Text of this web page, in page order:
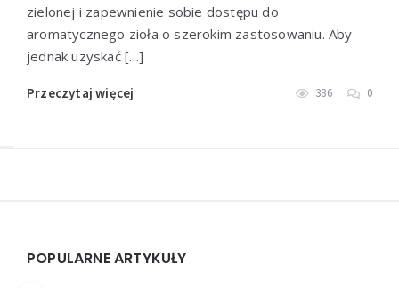
zielonej i zapewnienie sobie dostępu do
aromatycznego zioła o szerokim zastosowaniu. Aby
jednak uzyskać […]
Przeczytaj więcej 386 0
POPULARNE ARTYKUŁY